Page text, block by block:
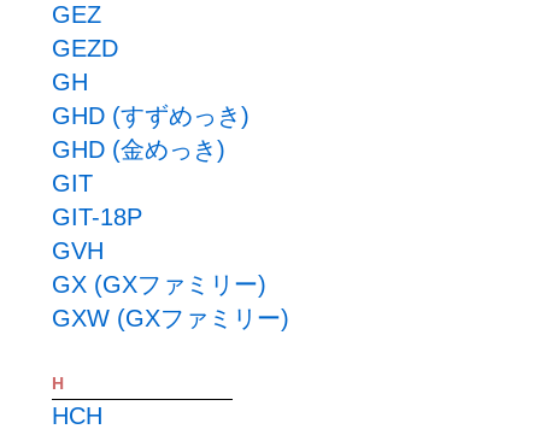
GEZ
GEZD
GH
GHD (すずめっき)
GHD (金めっき)
GIT
GIT-18P
GVH
GX (GXファミリー)
GXW (GXファミリー)
H
HCH